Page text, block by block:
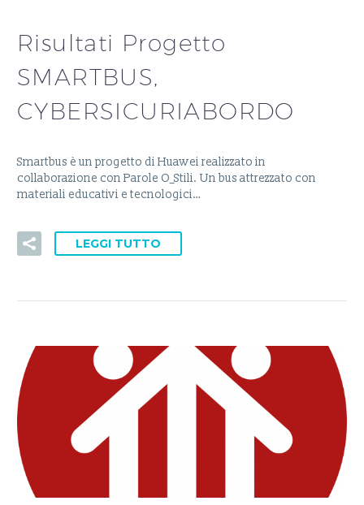
Risultati Progetto
SMARTBUS,
CYBERSICURIABORDO
Smartbus è un progetto di Huawei realizzato in
collaborazione con Parole O_Stili. Un bus attrezzato con
materiali educativi e tecnologici…
LEGGI TUTTO